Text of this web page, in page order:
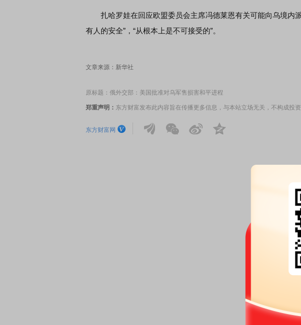
扎哈罗娃在回应欧盟委员会主席冯德莱恩有关可能向乌境内
有人的安全”，“从根本上是不可接受的”。
文章来源：新华社
原标题：俄外交部：美国批准对乌军售损害和平进程
郑重声明： 东方财富发布此内容旨在传播更多信息，与本站立场无关，不构成投
东方财富网